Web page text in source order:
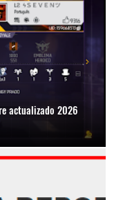
actualizado 2026